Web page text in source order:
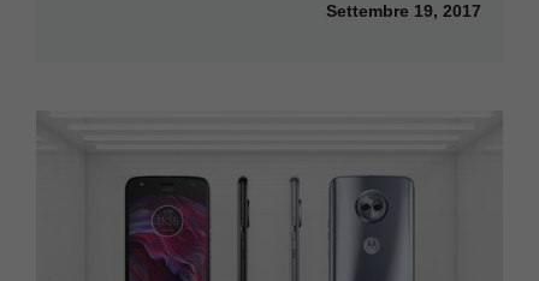
Settembre 19, 2017